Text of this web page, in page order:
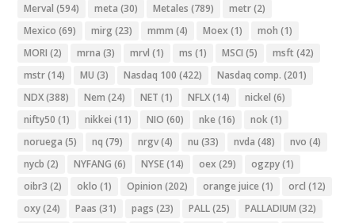
Merval (594) meta (30) Metales (789) metr(2)
Mexico (69) mirg (23) mmm (4) Moex (1) moh (1)
MORI (2) mrna (3) mrvl (1) ms (1) MSCI (5) msft (42)
mstr(14) MU (3) Nasdaq 100 (422) Nasdaq comp. (201)
NDX(388) Nem (24) NET (1) NFLX(14) nickel (6)
nifty50 (1) nikkei (11) NIO (60) nke (16) nok(1)
noruega (5) nq (79) nrgv(4) nu (33) nvda (48) nvo (4)
nycb (2) NYFANG (6) NYSE(14) oex (29) ogzpy(1)
oibr3 (2) oklo (1) Opinion (202) orange juice (1) orcl (12)
oxy(24) Paas (31) pags (23) PALL(25) PALLADIUM (32)